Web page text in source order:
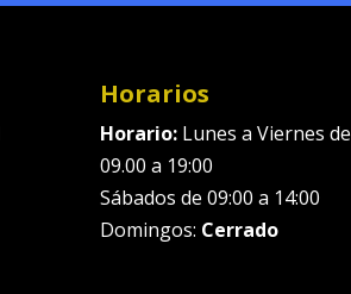
Horarios
Horario:Lunes a Viernes de
09.00 a 19:00
Sábados de 09:00 a 14:00
Domingos: Cerrado